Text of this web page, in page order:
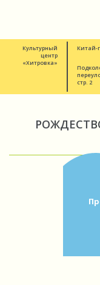
Культурный
центр
«Хитровка»
Китай-
стр. 2